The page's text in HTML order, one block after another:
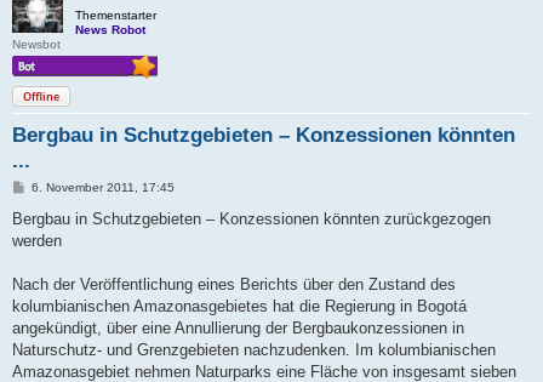
Themenstarter
News Robot
Newsbot
Offline
Bergbau in Schutzgebieten – Konzessionen könnten
...
B
i
r
6. November 2011, 17:45
Bergbau in Schutzgebieten – Konzessionen könnten zurückgezogen
werden
Nach der Veröffentlichung eines Berichts über den Zustand des
kolumbianischen Amazonasgebietes hat die Regierung in Bogotá
angekündigt, über eine Annullierung der Bergbaukonzessionen in
Naturschutz- und Grenzgebieten nachzudenken. Im kolumbianischen
Amazonasgebiet nehmen Naturparks eine Fläche von insgesamt sieben